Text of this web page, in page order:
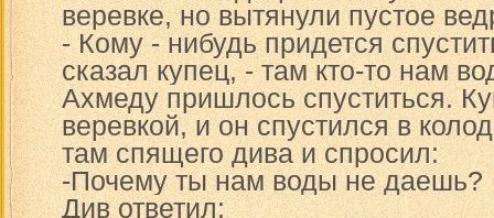
веревке, но вытянули пустое
- Кому - нибудь придется
сказал купец, - там кто-то нам
Ахмеду пришлось спуститься.
веревкой, и он спустился в
там спящего дива и спросил:
-Почему ты нам воды не даешь?
Див ответил: